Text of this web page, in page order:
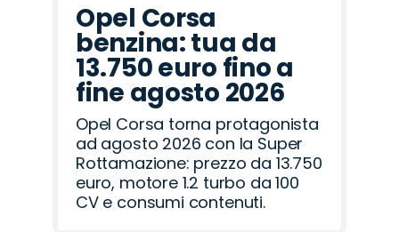
Opel Corsa
benzina: tua da
13.750 euro fino a
fine agosto 2026
Opel Corsa torna protagonista
ad agosto 2026 con la Super
Rottamazione: prezzo da 13.750
euro, motore 1.2 turbo da 100
CV e consumi contenuti.